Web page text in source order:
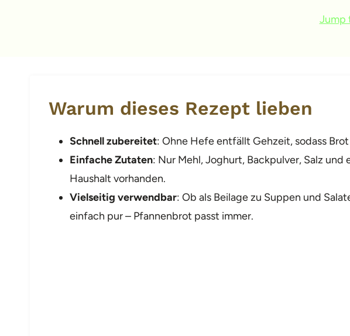
Jump
Warum dieses Rezept lieben
Schnell zubereitet: Ohne Hefe entfällt Gehzeit, sodass
Einfache Zutaten: Nur Mehl, Joghurt, Backpulver, Salz und
Haushalt vorhanden.
Vielseitig verwendbar: Ob als Beilage zu Suppen und
einfach pur – Pfannenbrot passt immer.